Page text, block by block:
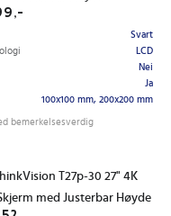
Svart
LCD
Nei
Ja
100x100 mm, 200x200 mm
bemerkelsesverdig
T27p-30 27" 4K
med Justerbar Høyde